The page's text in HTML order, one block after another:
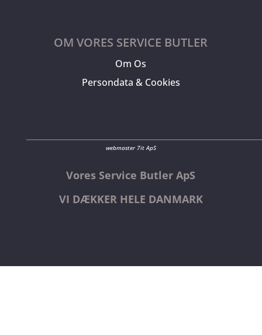
OM VORES SERVICE BUTLER
Om Os
Persondata & Cookies
webmaster 7it ApS
Vores Service Butler ApS
VI DÆKKER HELE DANMARK